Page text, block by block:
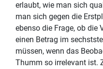
erlaubt, wie man sich
man sich gegen die
ebenso die Frage, ob die
einen Betrag im
müssen, wenn das
Thumm so irrelevant ist.